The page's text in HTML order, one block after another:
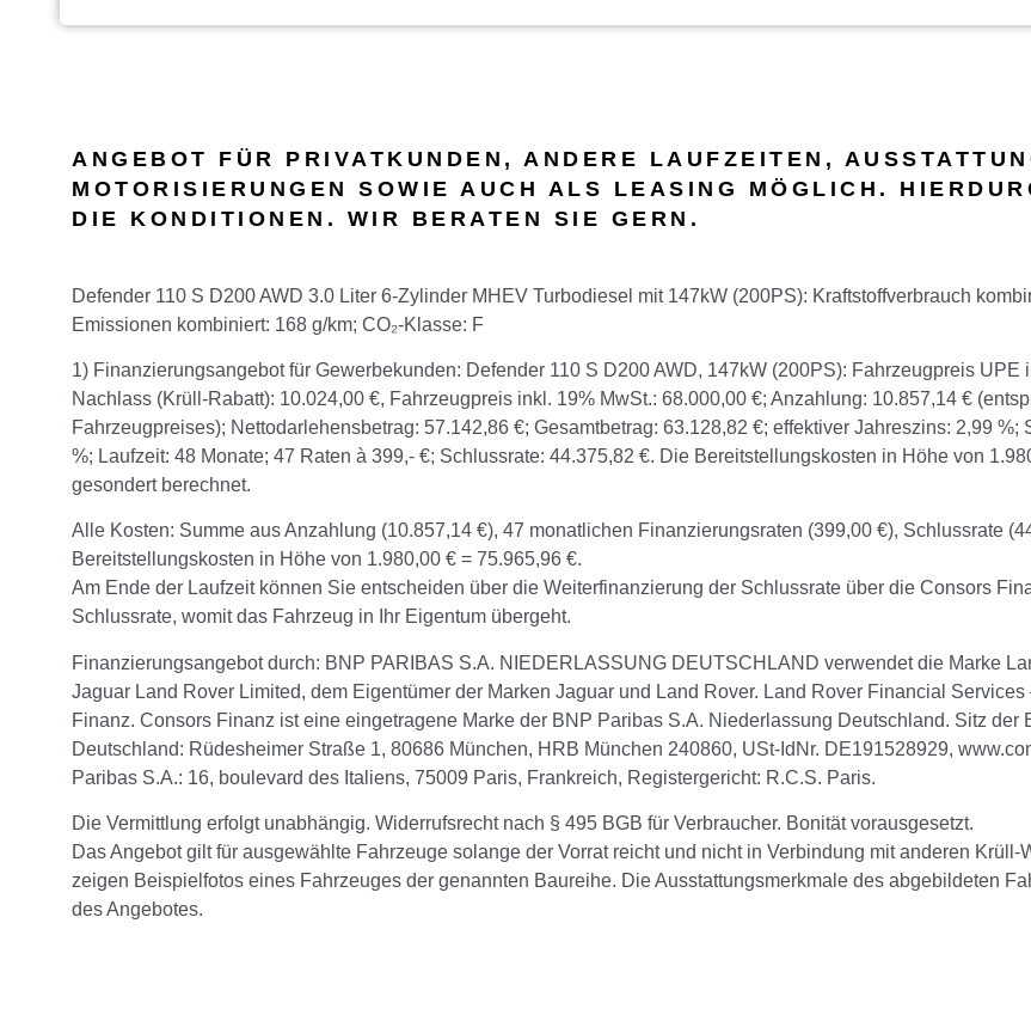
ANGEBOT FÜR PRIVATKUNDEN, ANDERE LAUFZEITEN,
MOTORISIERUNGEN SOWIE AUCH ALS LEASING MÖGLICH.
DIE KONDITIONEN. WIR BERATEN SIE GERN.
Defender 110 S D200 AWD 3.0 Liter 6-Zylinder MHEV Turbodiesel mit 147kW (200PS): Kraftstoffverbrauch
Emissionen kombiniert: 168 g/km; CO₂-Klasse: F
1) Finanzierungsangebot für Gewerbekunden: Defender 110 S D200 AWD, 147kW (200PS): Fahrzeugpreis UPE
Nachlass (Krüll-Rabatt): 10.024,00 €, Fahrzeugpreis inkl. 19% MwSt.: 68.000,00 €; Anzahlung: 10.857,14 €
Fahrzeugpreises); Nettodarlehensbetrag: 57.142,86 €; Gesamtbetrag: 63.128,82 €; effektiver Jahreszins: 2,99
%; Laufzeit: 48 Monate; 47 Raten à 399,- €; Schlussrate: 44.375,82 €. Die Bereitstellungs­kosten in Höhe von
gesondert berechnet.
Alle Kosten: Summe aus Anzahlung (10.857,14 €), 47 monatlichen Finanzierungsraten (399,00 €), Schlussrate
Bereitstellungskosten in Höhe von 1.980,00 € = 75.965,96 €.
Am Ende der Laufzeit können Sie entscheiden über die Weiterfinanzierung der Schlussrate über die Consors
Schlussrate, womit das Fahrzeug in Ihr Eigentum übergeht.
Finanzierungsangebot durch: BNP PARIBAS S.A. NIEDERLASSUNG DEUTSCHLAND verwendet die Marke
Jaguar Land Rover Limited, dem Eigentümer der Marken Jaguar und Land Rover. Land Rover Financial
Finanz. Consors Finanz ist eine eingetragene Marke der BNP Paribas S.A. Niederlassung Deutschland. Sitz der
Deutschland: Rüdesheimer Straße 1, 80686 München, HRB München 240860, USt-IdNr. DE191528929,
Paribas S.A.: 16, boulevard des Italiens, 75009 Paris, Frankreich, Registergericht: R.C.S. Paris.
Die Vermittlung erfolgt unabhängig. Widerrufsrecht nach § 495 BGB für Verbraucher. Bonität vorausgesetzt.
Das Angebot gilt für ausgewählte Fahrzeuge solange der Vorrat reicht und nicht in Verbindung mit anderen
zeigen Beispielfotos eines Fahrzeuges der genannten Baureihe. Die Ausstattungsmerkmale des abgebildeten
des Angebotes.